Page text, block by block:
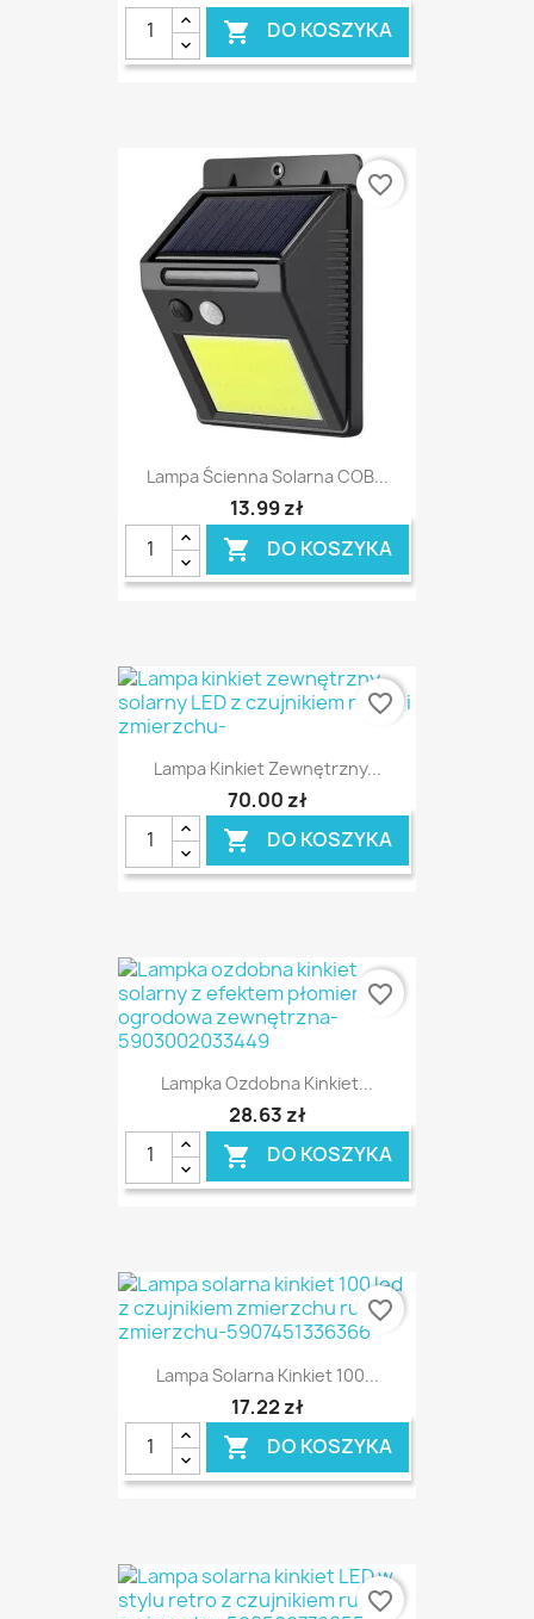
 DO KOSZYKA
Lampa Ścienna Solarna COB...
13,99 zł
 DO KOSZYKA
favorite_border
Lampa Kinkiet Zewnętrzny...
70,00 zł
 DO KOSZYKA
favorite_border
Lampka Ozdobna Kinkiet...
28,63 zł
 DO KOSZYKA
favorite_border
Lampa Solarna Kinkiet 100...
17,22 zł
 DO KOSZYKA
favorite_border
favorite_border